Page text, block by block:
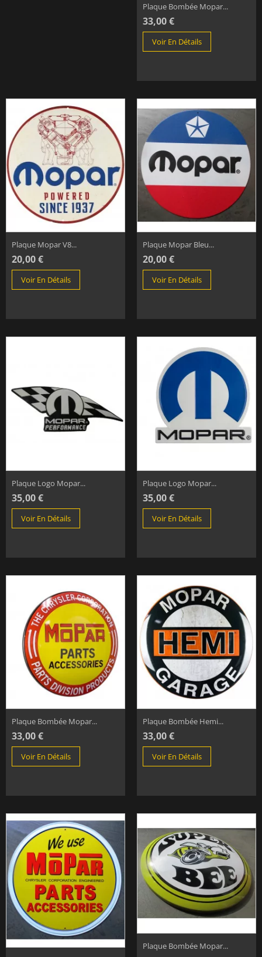
Plaque Bombée Mopar...
33,00 €
Voir En Détails
Plaque Mopar V8...
20,00 €
Voir En Détails
Plaque Mopar Bleu...
20,00 €
Voir En Détails
Plaque Logo Mopar...
35,00 €
Voir En Détails
Plaque Logo Mopar...
35,00 €
Voir En Détails
Plaque Bombée Mopar...
33,00 €
Voir En Détails
Plaque Bombée Hemi...
33,00 €
Voir En Détails
Plaque Bombée Mopar...